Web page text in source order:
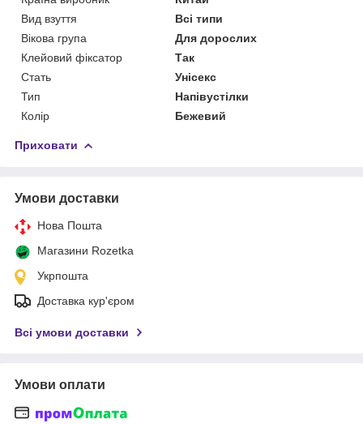
Вид взуття
Всі типи
Вікова група
Для дорослих
Клейовий фіксатор
Так
Стать
Унісекс
Тип
Напівустілки
Колір
Бежевий
Приховати
Умови доставки
Нова Пошта
Магазини Rozetka
Укрпошта
Доставка кур'єром
Всі умови доставки
Умови оплати